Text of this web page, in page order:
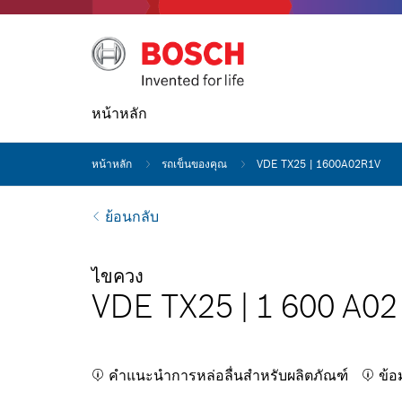
หน้าหลัก
หน้าหลัก รถเข็นของคุณ VDE TX25 | 1600A02R1V
ย้อนกลับ
ไขควง
VDE TX25 | 1 600
คำแนะนำการหล่อลื่นสำหรับผลิตภัณฑ์ ข้อ